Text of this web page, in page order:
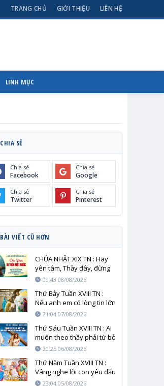
TRANG CHỦ GIỚI THIỆU LIÊN HỆ
LINH MỤC
CHIA SẺ
Chia sẻ
Facebook
Chia sẻ
Google
Chia sẻ
Twitter
Chia sẻ
Pinterest
BÀI VIẾT CŨ HƠN
CHÚA NHẬT XIX TN : Hãy
yên tâm, Thầy đây, đừng
sợ!09:43 08/08/2026
Thứ Bảy Tuần XVIII TN :
Nếu anh em có lòng tin lớn
bằng hạt cải
21:04 07/08/2026
Thứ Sáu Tuần XVIII TN : Ai
muốn theo thầy phải từ bỏ
chính mình
20:25 06/08/2026
Thứ Năm Tuần XVIII TN :
Vâng nghe lời con yêu dấu
23:04 05/08/2026